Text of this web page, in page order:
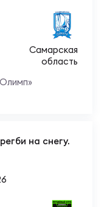
Самарская
область
на снегу.